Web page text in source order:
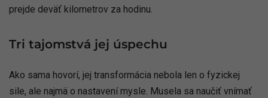
prejde deväť kilometrov za hodinu.
Tri tajomstvá jej úspechu
Ako sama hovorí, jej transformácia nebola len o fyzickej
sile, ale najmä o nastavení mysle. Musela sa naučiť vnímať